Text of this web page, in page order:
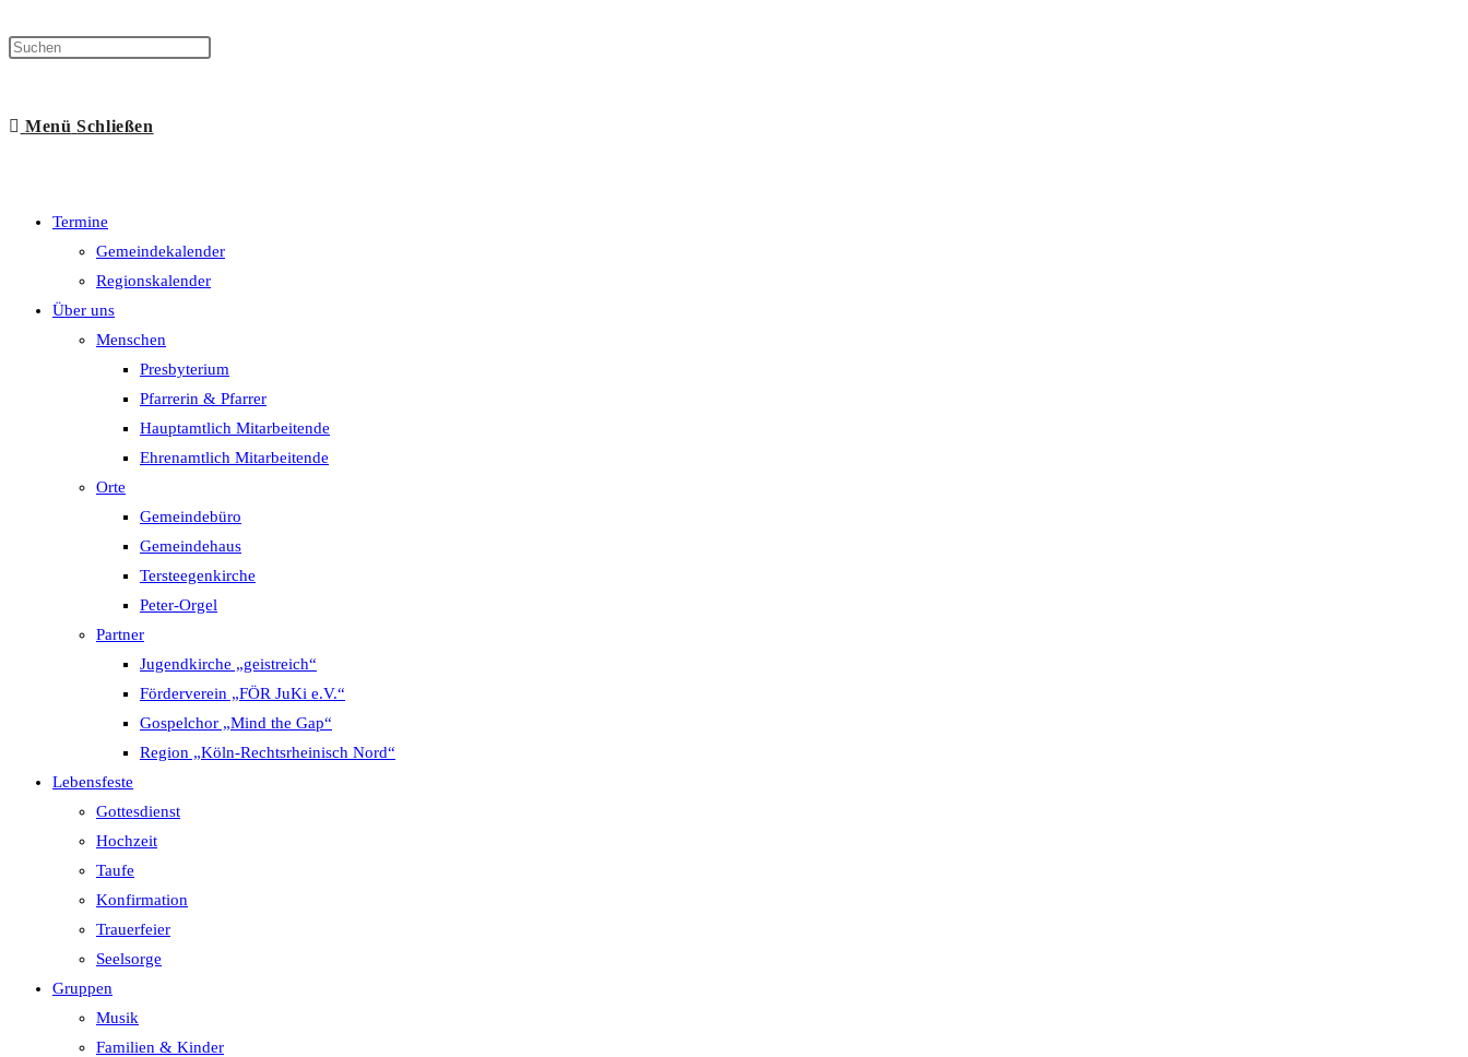
umschalten
Menü Schließen
Termine
Gemeindekalender
Regionskalender
Über uns
Menschen
Presbyterium
Pfarrerin & Pfarrer
Hauptamtlich Mitarbeitende
Ehrenamtlich Mitarbeitende
Orte
Gemeindebüro
Gemeindehaus
Tersteegenkirche
Peter-Orgel
Partner
Jugendkirche „geistreich“
Förderverein „FÖR JuKi e.V.“
Gospelchor „Mind the Gap“
Region „Köln-Rechtsrheinisch Nord“
Lebensfeste
Gottesdienst
Hochzeit
Taufe
Konfirmation
Trauerfeier
Seelsorge
Gruppen
Musik
Familien & Kinder